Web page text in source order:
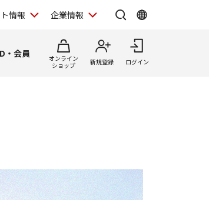
情報 企業情報
・会員
オンライン
ショップ
新規登録 ログイン